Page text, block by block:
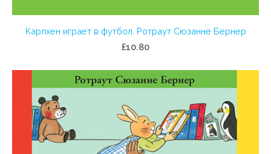
Карлхен играет в футбол. Ротраут Сюзанне Бернер
£10.80